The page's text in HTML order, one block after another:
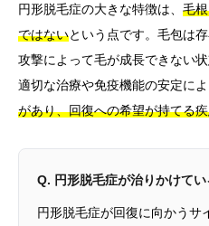
円形脱毛症の大きな特徴は、 毛
ではないという点です。毛包は
攻撃によって毛が成長できない
適切な治療や免疫機能の安定に
があり、回復への希望が持てる
Q. 円形脱毛症が治りかけて
円形脱毛症が回復に向かうサ